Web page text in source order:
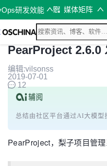
研发效能 媒体矩阵
PearProject 2.6.0
编辑:vilsonss
2019-07-01
12
总结由社区平台通过AI大模型
PearProject，梨子项目管